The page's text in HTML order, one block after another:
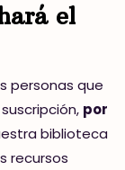
el
personas que
por
biblioteca
recursos